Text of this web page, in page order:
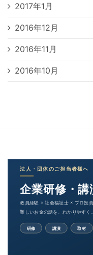
2017年1月
2016年12月
2016年11月
2016年10月